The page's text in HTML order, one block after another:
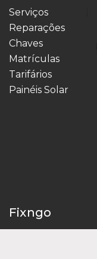
Serviços
Reparações
Chaves
Matrículas
Tarifários
Painéis Solar
Fixngo